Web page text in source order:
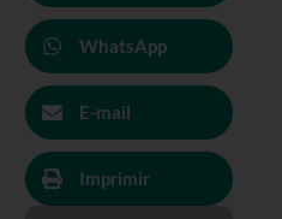
WhatsApp
E-mail
Imprimir